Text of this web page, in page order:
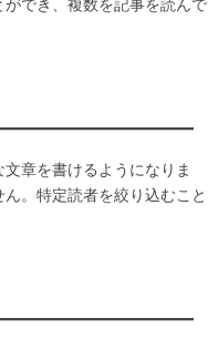
でき、複数を記事を読んで
章を書けるようになりま
。特定読者を絞り込むこと